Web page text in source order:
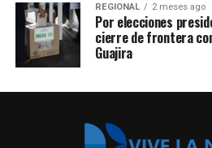
REGIONAL 2 meses ago
Por elecciones
cierre de frontera
Guajira